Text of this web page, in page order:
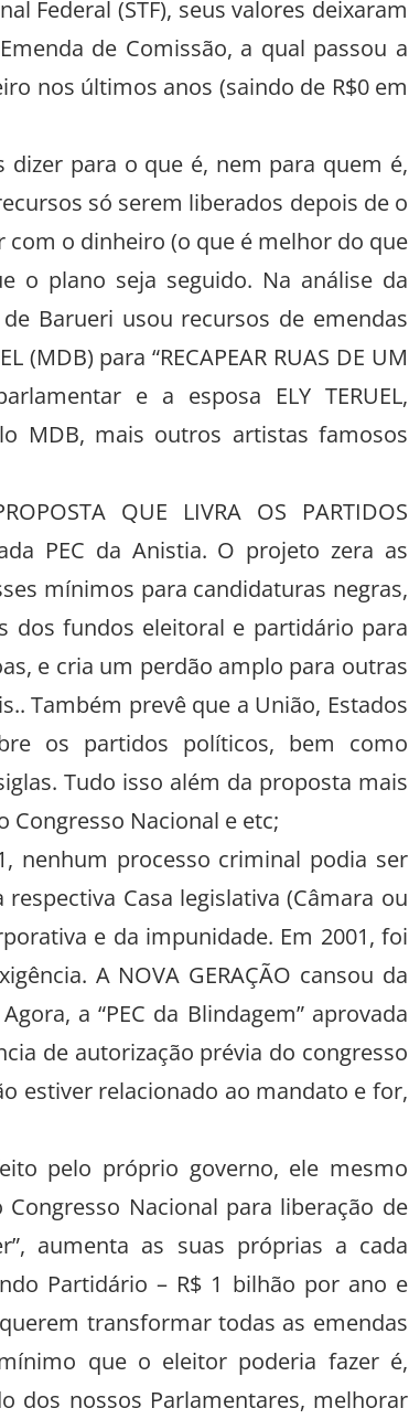
Federal (STF), seus valores deixaram
de Comissão, a qual passou a
nos últimos anos (saindo de R$0 em
dizer para o que é, nem para quem é,
só serem liberados depois de o
com o dinheiro (o que é melhor do que
o plano seja seguido. Na análise da
Barueri usou recursos de emendas
(MDB) para “RECAPEAR RUAS DE UM
e a esposa ELY TERUEL,
MDB, mais outros artistas famosos
QUE LIVRA OS PARTIDOS
PEC da Anistia. O projeto zera as
mínimos para candidaturas negras,
dos fundos eleitoral e partidário para
e cria um perdão amplo para outras
Também prevê que a União, Estados
os partidos políticos, bem como
Tudo isso além da proposta mais
Congresso Nacional e etc;
nenhum processo criminal podia ser
Casa legislativa (Câmara ou
e da impunidade. Em 2001, foi
A NOVA GERAÇÃO cansou da
a “PEC da Blindagem” aprovada
de autorização prévia do congresso
estiver relacionado ao mandato e for,
pelo próprio governo, ele mesmo
Nacional para liberação de
aumenta as suas próprias a cada
Partidário – R$ 1 bilhão por ano e
transformar todas as emendas
que o eleitor poderia fazer é,
dos nossos Parlamentares, melhorar